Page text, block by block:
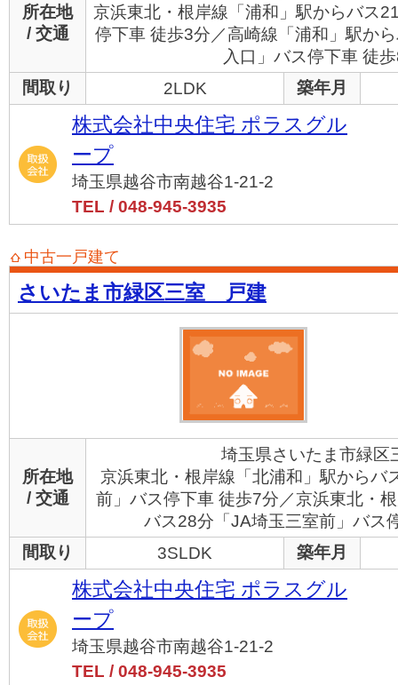
所在地
/ 交通
京浜東北・根岸線「浦和」駅からバス
停下車 徒歩3分／高崎線「浦和」駅か
入口」バス停下車 徒
間取り
2LDK 築年月
株式会社中央住宅 ポラスグル
ープ
埼玉県越谷市南越谷1-21-2
TEL / 048-945-3935
中古一戸建て
さいたま市緑区三室 戸建
所在地
/ 交通
埼玉県さいたま市緑区
京浜東北・根岸線「北浦和」駅からバ
前」バス停下車 徒歩7分／京浜東北・
バス28分「JA埼玉三室前」バス
間取り
3SLDK 築年月
株式会社中央住宅 ポラスグル
ープ
埼玉県越谷市南越谷1-21-2
TEL / 048-945-3935